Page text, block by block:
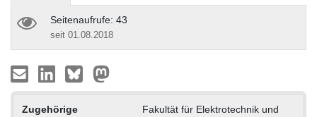
Seitenaufrufe: 43
seit 01.08.2018
Zugehörige
Fakultät für Elektrotechnik und